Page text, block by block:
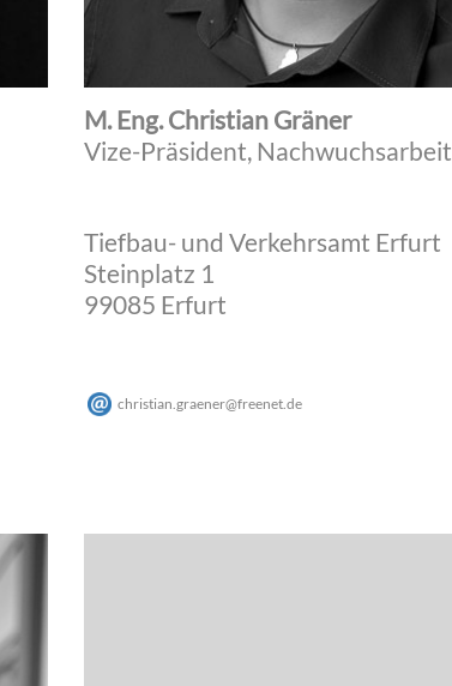
M. Eng. Christian Gräner
Vize-Präsident, Nachwuchsarbeit
Tiefbau- und Verkehrsamt Erfurt
Steinplatz 1
99085 Erfurt
christian.graener@freenet .de